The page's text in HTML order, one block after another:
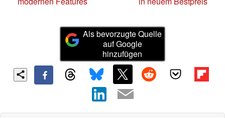
Als bevorzugte Quelle
auf Google
hinzufügen